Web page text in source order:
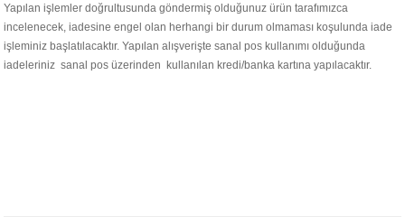
Yapılan işlemler doğrultusunda göndermiş olduğunuz ürün tarafımızca
incelenecek, iadesine engel olan herhangi bir durum olmaması koşulunda iade
işleminiz başlatılacaktır. Yapılan alışverişte sanal pos kullanımı olduğunda
iadeleriniz sanal pos üzerinden kullanılan kredi/banka kartına yapılacaktır.